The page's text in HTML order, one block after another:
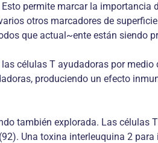
permite marcar la importancia
otros marcadores de
que actual~ente están siendo
células T ayudadoras por
produciendo un efecto
también explorada. Las células
Una toxina interleuquina 2